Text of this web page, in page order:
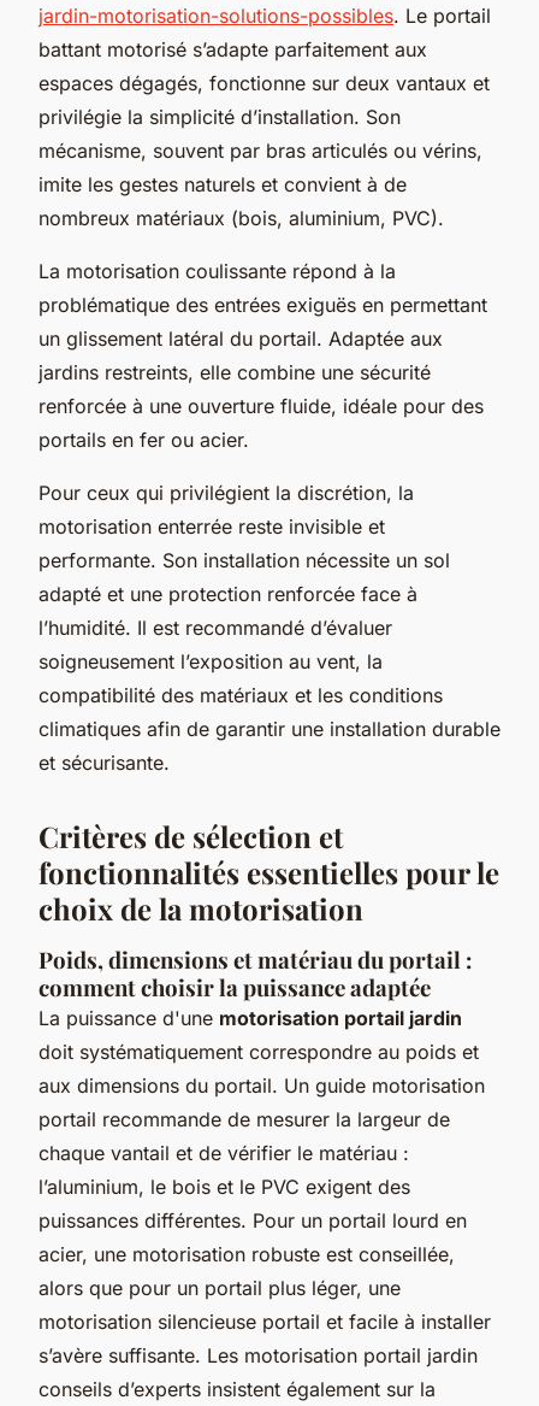
jardin-motorisation-solutions-possibles. Le portail
battant motorisé s’adapte parfaitement aux
espaces dégagés, fonctionne sur deux vantaux et
privilégie la simplicité d’installation. Son
mécanisme, souvent par bras articulés ou vérins,
imite les gestes naturels et convient à de
nombreux matériaux (bois, aluminium, PVC).
La motorisation coulissante répond à la
problématique des entrées exiguës en permettant
un glissement latéral du portail. Adaptée aux
jardins restreints, elle combine une sécurité
renforcée à une ouverture fluide, idéale pour des
portails en fer ou acier.
Pour ceux qui privilégient la discrétion, la
motorisation enterrée reste invisible et
performante. Son installation nécessite un sol
adapté et une protection renforcée face à
l’humidité. Il est recommandé d’évaluer
soigneusement l’exposition au vent, la
compatibilité des matériaux et les conditions
climatiques afin de garantir une installation durable
et sécurisante.
Critères de sélection et
fonctionnalités essentielles pour le
choix de la motorisation
Poids, dimensions et matériau du portail :
comment choisir la puissance adaptée
La puissance d'une motorisation portail jardin
doit systématiquement correspondre au poids et
aux dimensions du portail. Un guide motorisation
portail recommande de mesurer la largeur de
chaque vantail et de vérifier le matériau :
l’aluminium, le bois et le PVC exigent des
puissances différentes. Pour un portail lourd en
acier, une motorisation robuste est conseillée,
alors que pour un portail plus léger, une
motorisation silencieuse portail et facile à installer
s’avère suffisante. Les motorisation portail jardin
conseils d’experts insistent également sur la